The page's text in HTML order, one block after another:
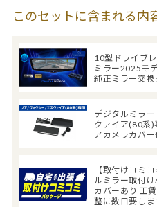
このセットに含まれる内
10型ドライブ
ミラー2025モ
純正ミラー交換
デジタルミラ
クァイア(80系
アカメラカバー
【取付けコミ
ルミラー取付
カバーあり 工
整に数日要しま